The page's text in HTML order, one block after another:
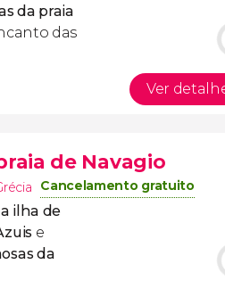
da praia
das
Ver
de Navagio
Cancelamento gratuito
ilha de
e
da